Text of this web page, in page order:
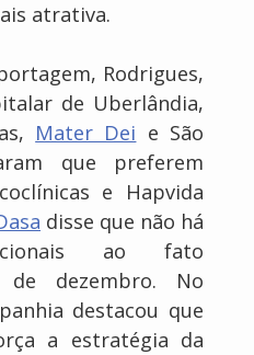
atrativa.
Rodrigues,
de Uberlândia,
Mater Dei e São
que preferem
e Hapvida
disse que não há
ao fato
dezembro. No
destacou que
a estratégia da